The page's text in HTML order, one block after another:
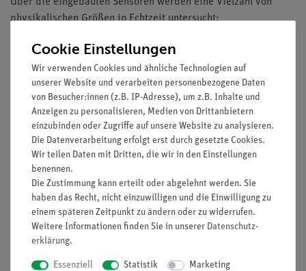
physikalischen Größen in Echtzeit untersucht:
Kraft
Position
Geschwindigkeit
Ausstattung und technische Daten
Folgende Sensoren sind in jedem Messwagen verbaut:
Kraftsensor:
Messbereich: 10 N/ 50 N
Auflösung: 0,01 N/ 0,03 N
Max. Abtastrate: 1000 Hz/ 5000 Hz
Geschwindigkeits- und Positionssensor:
Geschwindigkeitsauflösung: 3 m/s
Cookie Einstellungen
Wir verwenden Cookies und ähnliche Technologien auf
unserer Website und verarbeiten personenbezogene Daten
von Besucher:innen (z.B. IP-Adresse), um z.B. Inhalte und
Anzeigen zu personalisieren, Medien von Drittanbietern
einzubinden oder Zugriffe auf unsere Website zu analysieren.
Die Datenverarbeitung erfolgt erst durch gesetzte Cookies.
Wir teilen Daten mit Dritten, die wir in den Einstellungen
benennen.
Die Zustimmung kann erteilt oder abgelehnt werden. Sie
haben das Recht, nicht einzuwilligen und die Einwilligung zu
einem späteren Zeitpunkt zu ändern oder zu widerrufen.
Weitere Informationen finden Sie in unserer Daten­schutz­
erklärung.
Essenziell Statistik Marketing